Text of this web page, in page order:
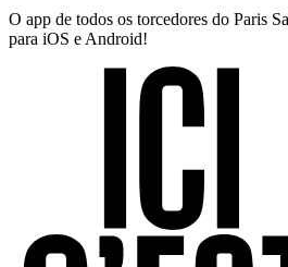
O app de todos os torcedores do Paris
para iOS e Android!